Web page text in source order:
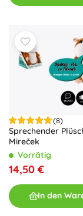
(8)
Sprechender
Mireček
Vorrätig
14,50 €
In den